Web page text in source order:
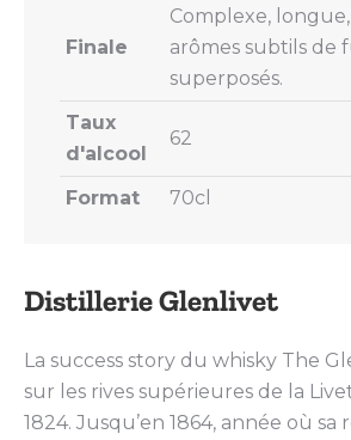
Distillerie Glenlivet
La success story du whisky The
sur les rives supérieures de la
1824. Jusqu’en 1864, année où
Finale
Complexe,
arômes subtils de
superposés.
Taux
d'alcool
62
Format 70cl